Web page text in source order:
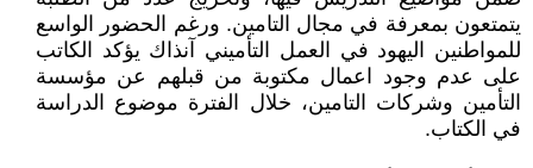
يتمتعون بمعرفة في مجال التامين. ورغم الحضور الواسع
للمواطنين اليهود في العمل التأميني آنذاك يؤكد الكاتب
على عدم وجود اعمال مكتوبة من قبلهم عن مؤسسة
التأمين وشركات التامين، خلال الفترة موضوع الدراسة
في الكتاب.